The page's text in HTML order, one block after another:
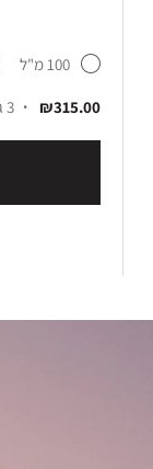
100 מ"ל
₪315.00 3 גדלים